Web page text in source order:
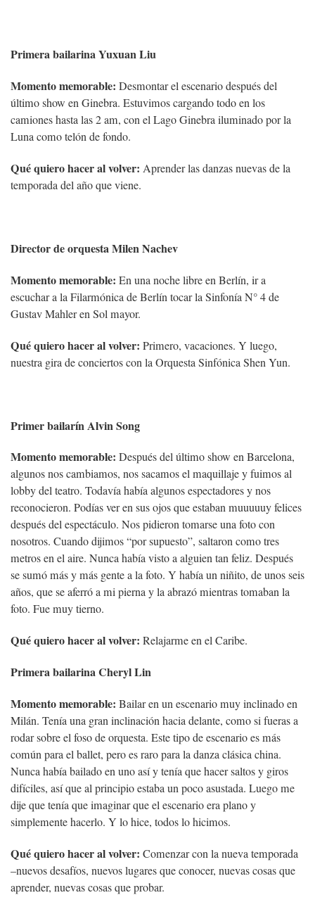
Primera bailarina Yuxuan Liu
Momento memorable: Desmontar el escenario después del
último show en Ginebra. Estuvimos cargando todo en los
camiones hasta las 2 am, con el Lago Ginebra iluminado por la
Luna como telón de fondo.
Qué quiero hacer al volver: Aprender las danzas nuevas de la
temporada del año que viene.
Director de orquesta Milen Nachev
Momento memorable: En una noche libre en Berlín, ir a
escuchar a la Filarmónica de Berlín tocar la Sinfonía N° 4 de
Gustav Mahler en Sol mayor.
Qué quiero hacer al volver: Primero, vacaciones. Y luego,
nuestra gira de conciertos con la Orquesta Sinfónica Shen Yun.
Primer bailarín Alvin Song
Momento memorable: Después del último show en Barcelona,
algunos nos cambiamos, nos sacamos el maquillaje y fuimos al
lobby del teatro. Todavía había algunos espectadores y nos
reconocieron. Podías ver en sus ojos que estaban muuuuuy felices
después del espectáculo. Nos pidieron tomarse una foto con
nosotros. Cuando dijimos “por supuesto”, saltaron como tres
metros en el aire. Nunca había visto a alguien tan feliz. Después
se sumó más y más gente a la foto. Y había un niñito, de unos seis
años, que se aferró a mi pierna y la abrazó mientras tomaban la
foto. Fue muy tierno.
Qué quiero hacer al volver: Relajarme en el Caribe.
Primera bailarina Cheryl Lin
Momento memorable: Bailar en un escenario muy inclinado en
Milán. Tenía una gran inclinación hacia delante, como si fueras a
rodar sobre el foso de orquesta. Este tipo de escenario es más
común para el ballet, pero es raro para la danza clásica china.
Nunca había bailado en uno así y tenía que hacer saltos y giros
difíciles, así que al principio estaba un poco asustada. Luego me
dije que tenía que imaginar que el escenario era plano y
simplemente hacerlo. Y lo hice, todos lo hicimos.
Qué quiero hacer al volver: Comenzar con la nueva temporada
–nuevos desafíos, nuevos lugares que conocer, nuevas cosas que
aprender, nuevas cosas que probar.